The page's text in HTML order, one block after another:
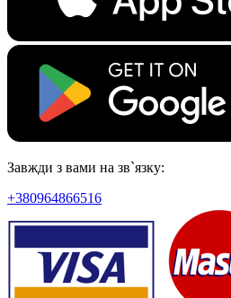
Завжди з вами на зв`язку:
+380964866516